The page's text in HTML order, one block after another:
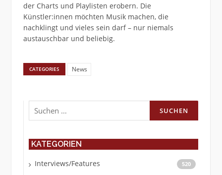
der Charts und Playlisten erobern. Die
Künstler:innen möchten Musik machen, die
nachklingt und vieles sein darf – nur niemals
austauschbar und beliebig.
CATEGORIES News
Suchen
nach:
KATEGORIEN
Interviews/Features 520